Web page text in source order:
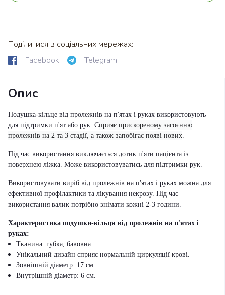
Поділитися в соціальних мережах:
Facebook
Telegram
Опис
Подушка-кільце від пролежнів на п'ятах і руках використовують
для підтримки п'ят або рук. Сприяє прискореному загоєнню
пролежнів на 2 та 3 стадії, а також запобігає появі нових.
Під час використання виключається дотик п'яти пацієнта із
поверхнею ліжка. Може використовуватись для підтримки рук.
Використовувати виріб від пролежнів на п'ятах і руках можна для
ефективної профілактики та лікування некрозу. Під час
використання валик потрібно знімати кожні 2-3 години.
Характеристика подушки-кільця від пролежнів на п'ятах і
руках:
Тканина: губка, бавовна.
Унікальний дизайн сприяє нормальній циркуляції крові.
Зовнішній діаметр: 17 см.
Внутрішній діаметр: 6 см.